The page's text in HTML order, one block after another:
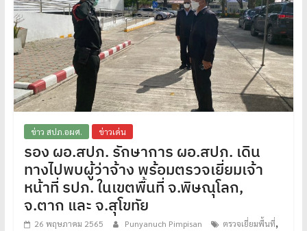
ข่าว สปภ.อผศ. ข่าวเด่น
รอง ผอ.สปภ. รักษาการ ผอ.สปภ. เดิน
ทางไปพบผู้ว่าจ้าง พร้อมตรวจเยี่ยมเจ้า
หน้าที่ รปภ. ในเขตพื้นที่ จ.พิษณุโลก,
จ.ตาก และ จ.สุโขทัย
26 พฤษภาคม 2565 Punyanuch Pimpisan ตรวจเยี่ยมพื้นที่,